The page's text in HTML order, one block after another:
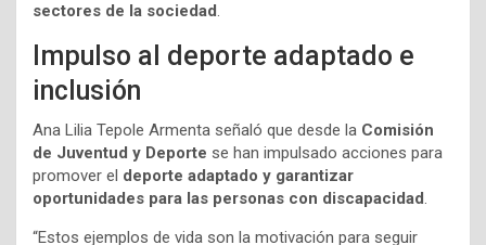
sectores de la sociedad.
Impulso al deporte adaptado e
inclusión
Ana Lilia Tepole Armenta señaló que desde la Comisión
de Juventud y Deporte se han impulsado acciones para
promover el deporte adaptado y garantizar
oportunidades para las personas con discapacidad.
“Estos ejemplos de vida son la motivación para seguir